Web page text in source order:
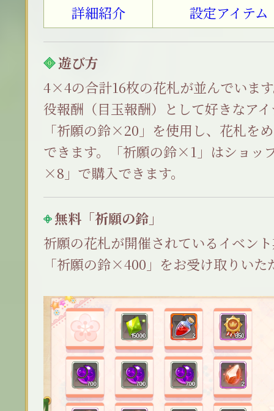
詳細紹介
設定アイテム
遊び方
4×4の合計16枚の花札が並んでいま
役報酬（目玉報酬）として好きなア
「祈願の鈴×20」を使用し、花札を
できます。「祈願の鈴×1」はショッ
×8」で購入できます。
無料「祈願の鈴」
祈願の花札が開催されているイベン
「祈願の鈴×400」をお受け取りいた